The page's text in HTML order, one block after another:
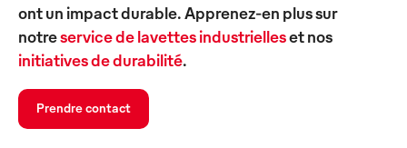
ont un impact durable. Apprenez-en plus sur
notreservice de lavettes industrielleset nos
initiatives de durabilité.
Prendre contact